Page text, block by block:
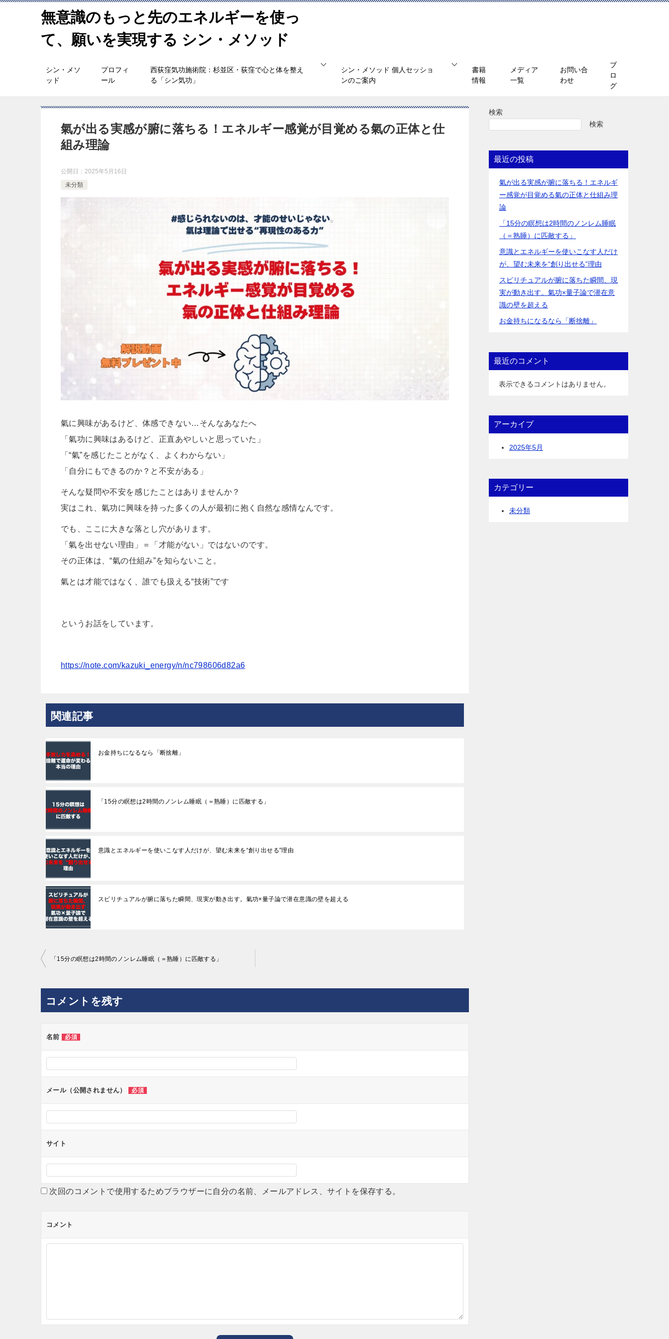
無意識のもっと先のエネルギーを使っ
て、願いを実現する シン・メソッド
シン・メソ
ッド
プロフィ
ール
西荻窪気功施術院：杉並区・荻窪で心と体を整え
る「シン気功」
シン・メソッド 個人セッショ
ンのご案内
書籍
情報
メディア
一覧
お問い合
わせ
ブ
ロ
グ
氣が出る実感が腑に落ちる！エネルギー感覚が目覚める氣の正体と仕
組み理論
公開日： 2025年5月16日
未分類
氣に興味があるけど、体感できない…そんなあなたへ
「氣功に興味はあるけど、正直あやしいと思っていた」
「“氣”を感じたことがなく、よくわからない」
「自分にもできるのか？と不安がある」
そんな疑問や不安を感じたことはありませんか？
実はこれ、氣功に興味を持った多くの人が最初に抱く自然な感情なんです。
でも、ここに大きな落とし穴があります。
「氣を出せない理由」＝「才能がない」ではないのです。
その正体は、“氣の仕組み”を知らないこと。
氣とは才能ではなく、誰でも扱える“技術”です
というお話をしています。
https://note.com/kazuki_energy/n/nc798606d82a6
関連記事
お金持ちになるなら「断捨離」
「15分の瞑想は2時間のノンレム睡眠（＝熟睡）に匹敵する」
意識とエネルギーを使いこなす人だけが、望む未来を“創り出せる”理由
スピリチュアルが腑に落ちた瞬間、現実が動き出す。氣功×量子論で潜在意識の壁を超える
投
ナ
ビ
ー
ョ
ン
「15分の瞑想は2時間のノンレム睡眠（＝熟睡）に匹敵する」
コメントを残す
名前 必須
メール（公開されません） 必須
サイト
次回のコメントで使用するためブラウザーに自分の名前、メールアドレス、サイトを保存する。
コメント
検索
検索
最近の投稿
氣が出る実感が腑に落ちる！エネルギ
ー感覚が目覚める氣の正体と仕組み理
論
「15分の瞑想は2時間のノンレム睡眠
（＝熟睡）に匹敵する」
意識とエネルギーを使いこなす人だけ
が、望む未来を“創り出せる”理由
スピリチュアルが腑に落ちた瞬間、現
実が動き出す。氣功×量子論で潜在意
識の壁を超える
お金持ちになるなら「断捨離」
最近のコメント
表示できるコメントはありません。
アーカイブ
2025年5月
カテゴリー
未分類